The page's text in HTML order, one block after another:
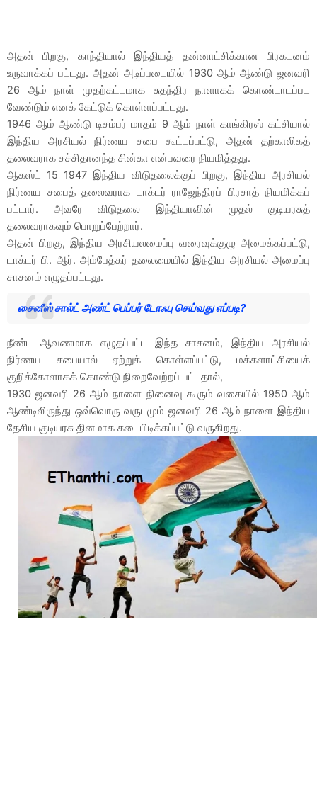
அதன் பிறகு, காந்தியால் இந்தியத் தன்னாட்சிக்கான பிரகடனம்
உருவாக்கப் பட்டது. அதன் அடிப்படையில் 1930 ஆம் ஆண்டு ஜனவரி
26 ஆம் நாள் முதற்கட்டமாக சுதந்திர நாளாகக் கொண்டாடப்பட
வேண்டும் எனக் கேட்டுக் கொள்ளப்பட்டது.
1946 ஆம் ஆண்டு டிசம்பர் மாதம் 9 ஆம் நாள் காங்கிரஸ் கட்சியால்
இந்திய அரசியல் நிர்ணய சபை கூட்டப்பட்டு, அதன் தற்காலிகத்
தலைவராக சச்சிதானந்த சின்கா என்பவரை நியமித்தது.
ஆகஸ்ட் 15 1947 இந்திய விடுதலைக்குப் பிறகு, இந்திய அரசியல்
நிர்ணய சபைத் தலைவராக டாக்டர் ராஜேந்திரப் பிரசாத் நியமிக்கப்
பட்டார். அவரே விடுதலை இந்தியாவின் முதல் குடியரசுத்
தலைவராகவும் பொறுப்பேற்றார்.
அதன் பிறகு, இந்திய அரசியலமைப்பு வரைவுக்குழு அமைக்கப்பட்டு,
டாக்டர் பி. ஆர். அம்பேத்கர் தலைமையில் இந்திய அரசியல் அமைப்பு
சாசனம் எழுதப்பட்டது.
சைனீஸ் சால்ட் அண்ட் பெப்பர் டோஃபு செய்வது எப்படி?
நீண்ட ஆவணமாக எழுதப்பட்ட இந்த சாசனம், இந்திய அரசியல்
நிர்ணய சபையால் ஏற்றுக் கொள்ளப்பட்டு, மக்களாட்சியைக்
குறிக்கோளாகக் கொண்டு நிறைவேற்றப் பட்டதால்,
1930 ஜனவரி 26 ஆம் நாளை நினைவு கூரும் வகையில் 1950 ஆம்
ஆண்டிலிருந்து ஒவ்வொரு வருடமும் ஜனவரி 26 ஆம் நாளை இந்திய
தேசிய குடியரசு தினமாக கடைபிடிக்கப்பட்டு வருகிறது.